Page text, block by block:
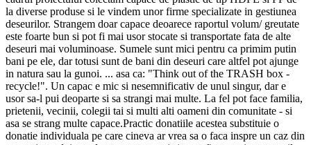
la diverse produse si le vindem unor firme specializate in gestiunea
deseurilor. Strangem doar capace deoarece raportul volum/ greutate
este foarte bun si pot fi mai usor stocate si transportate fata de alte
deseuri mai voluminoase. Sumele sunt mici pentru ca primim putin
bani pe ele, dar totusi sunt de bani din deseuri care altfel pot ajunge
in natura sau la gunoi. ... asa ca: "Think out of the TRASH box -
recycle!". Un capac e mic si nesemnificativ de unul singur, dar e
usor sa-l pui deoparte si sa strangi mai multe. La fel pot face familia,
prietenii, vecinii, colegii tai si multi alti oameni din comunitate - si
asa se strang multe capace.Practic donatiile acestea substituie o
donatie individuala pe care cineva ar vrea sa o faca inspre un caz din